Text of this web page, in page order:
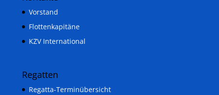
Vorstand
Flottenkapitäne
KZV International
Regatten
Regatta-Terminübersicht